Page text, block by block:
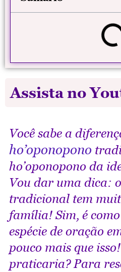
Assista no
Você sabe a
ho’oponopono
ho’oponopono da
Vou dar uma dica:
tradicional tem
família! Sim, é como
espécie de oração
pouco mais que
praticaria? Para